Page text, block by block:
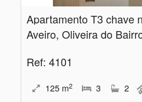
Aveiro, Oliveira do
Ref: 4101
125 m2 3 2